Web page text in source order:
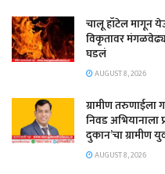
चालू हॉटेल मागून
विकृतावर
घडलं
AUGUST 8, 2026
​ग्रामीण तरुणाईला
निवड अभियानाला
दुकान’चा ग्रामीण
AUGUST 8, 2026